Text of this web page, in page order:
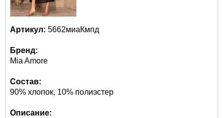
Артикул: 5662миаКмпд
Бренд:
Mia Amore
Состав:
90% хлопок, 10% полиэстер
Описание: